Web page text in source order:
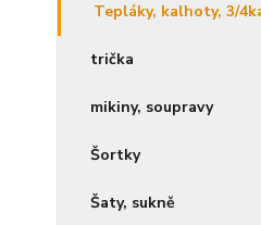
Tepláky, kalhoty, 3/
trička
mikiny, soupravy
Šortky
Šaty, sukně